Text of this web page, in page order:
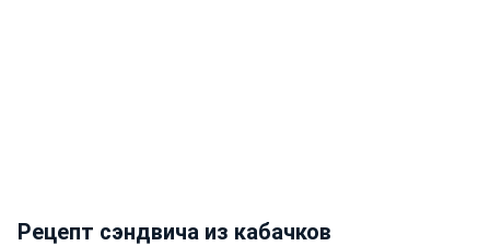
Рецепт сэндвича из кабачков